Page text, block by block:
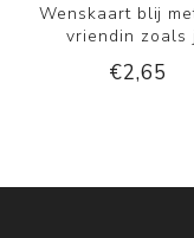
Wenskaart blij
vriendin zoals
€2,65